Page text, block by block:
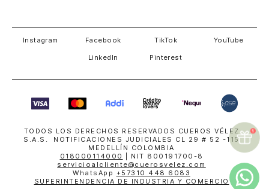
Instagram Facebook TikTok YouTube
LinkedIn Pinterest
TODOS LOS DERECHOS RESERVADOS CUEROS VÉLEZ
S.A.S. NOTIFICACIONES JUDICIALES CL 29 # 52 -115
MEDELLÍN COLOMBIA
018000114000
| NIT 800191700-8
servicioalcliente@cuerosvelez.com
WhatsApp +57310 448 6083
SUPERINTENDENCIA DE INDUSTRIA Y COMERCIO